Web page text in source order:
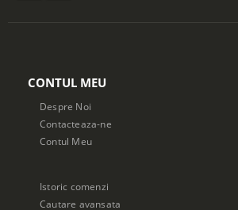
CONTUL MEU
Despre Noi
Contacteaza-ne
Contul Meu
Istoric comenzi
Cautare avansata